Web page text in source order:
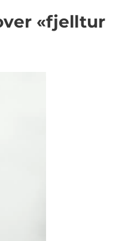
«fjelltur